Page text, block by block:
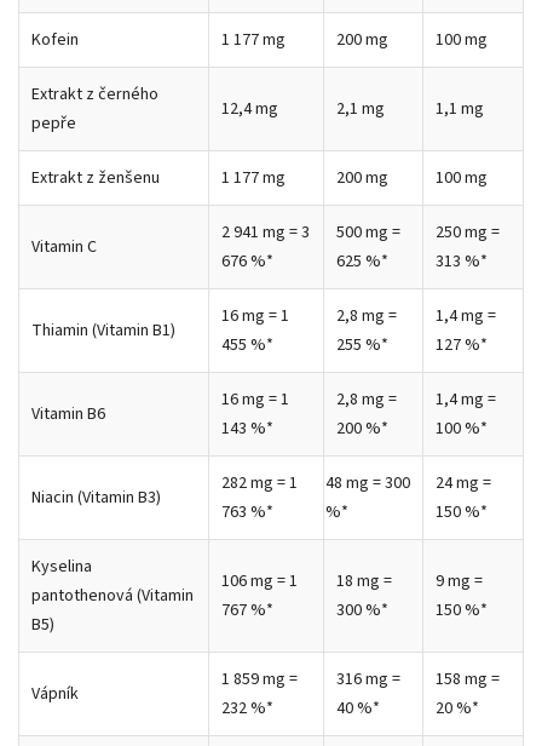
Kofein 1 177 mg 200 mg 100 mg
Extrakt z černého
pepře
12,4 mg 2,1 mg 1,1 mg
Extrakt z ženšenu 1 177 mg 200 mg 100 mg
Vitamin C
2 941 mg = 3
676 %*
500 mg =
625 %*
250 mg =
313 %*
Thiamin (Vitamin B1)
16 mg = 1
455 %*
2,8 mg =
255 %*
1,4 mg =
127 %*
Vitamin B6
16 mg = 1
143 %*
2,8 mg =
200 %*
1,4 mg =
100 %*
Niacin (Vitamin B3)
282 mg = 1
763 %*
48 mg = 300
%*
24 mg =
150 %*
Kyselina
pantothenová (Vitamin
B5)
106 mg = 1
767 %*
18 mg =
300 %*
9 mg =
150 %*
Vápník
1 859 mg =
232 %*
316 mg =
40 %*
158 mg =
20 %*